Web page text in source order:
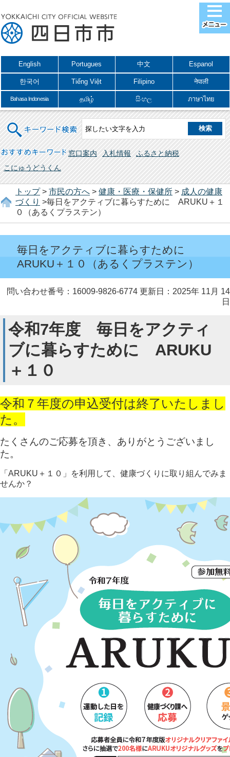
English Portugues 中文 Espanol
한국어 Tiếng Việt Filipino नेपाली
Bahasa Indonesia தமிழ் සිංහල ภาษาไทย
キーワード検索
おすすめキーワード 窓口案内 入札情報
ふるさと納税
こにゅうどうくん
トップ> 市民の方へ > 健康・医療・保健所 > 成人の健康
づくり >毎日をアクティブに暮らすために ARUKU＋１
０（あるくプラステン）
毎日をアクティブに暮らすために
ARUKU＋１０（あるくプラステン）
問い合わせ番号：16009-9826-6774 更新日：2025年 11月 14
日
令和7年度 毎日をアクティ
ブに暮らすために ARUKU
＋１０
令和７年度の申込受付は終了いたしまし
た。
たくさんのご応募を頂き、ありがとうございまし
た。
「ARUKU＋１０」を利用して、健康づくりに取り組んでみま
せんか？